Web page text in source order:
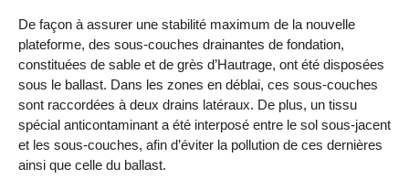
De façon à assurer une stabilité maximum de la nouvelle
plateforme, des sous-couches drainantes de fondation,
constituées de sable et de grès d’Hautrage, ont été disposées
sous le ballast. Dans les zones en déblai, ces sous-couches
sont raccordées à deux drains latéraux. De plus, un tissu
spécial anticontaminant a été interposé entre le sol sous-jacent
et les sous-couches, afin d’éviter la pollution de ces dernières
ainsi que celle du ballast.